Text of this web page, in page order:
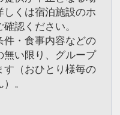
しくは宿泊施設のホ
認ください。
件・食事内容などの
無い限り、グループ
す（おひとり様毎の
。